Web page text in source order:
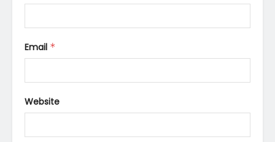
Email *
Website